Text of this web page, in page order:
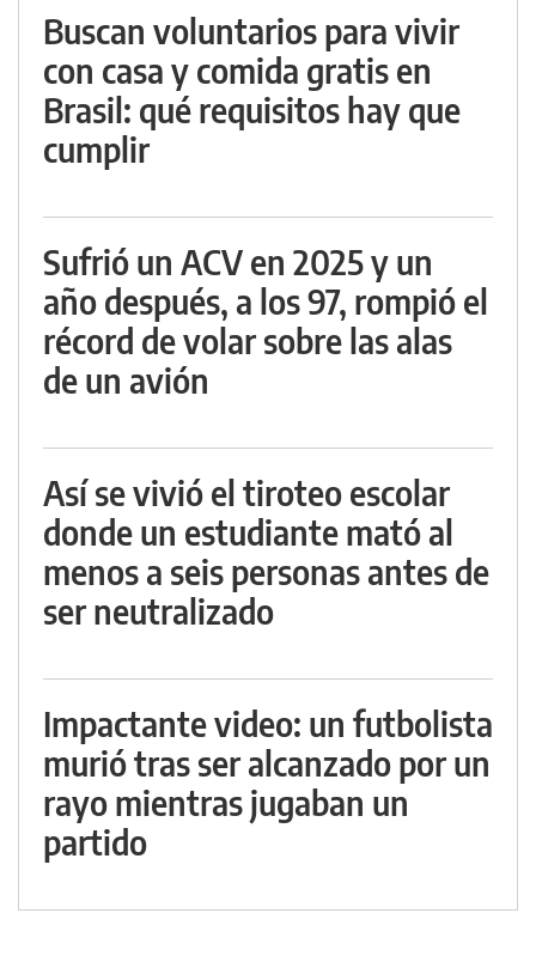
Buscan voluntarios para vivir
con casa y comida gratis en
Brasil: qué requisitos hay que
cumplir
Sufrió un ACV en 2025 y un
año después, a los 97, rompió el
récord de volar sobre las alas
de un avión
Así se vivió el tiroteo escolar
donde un estudiante mató al
menos a seis personas antes de
ser neutralizado
Impactante video: un futbolista
murió tras ser alcanzado por un
rayo mientras jugaban un
partido